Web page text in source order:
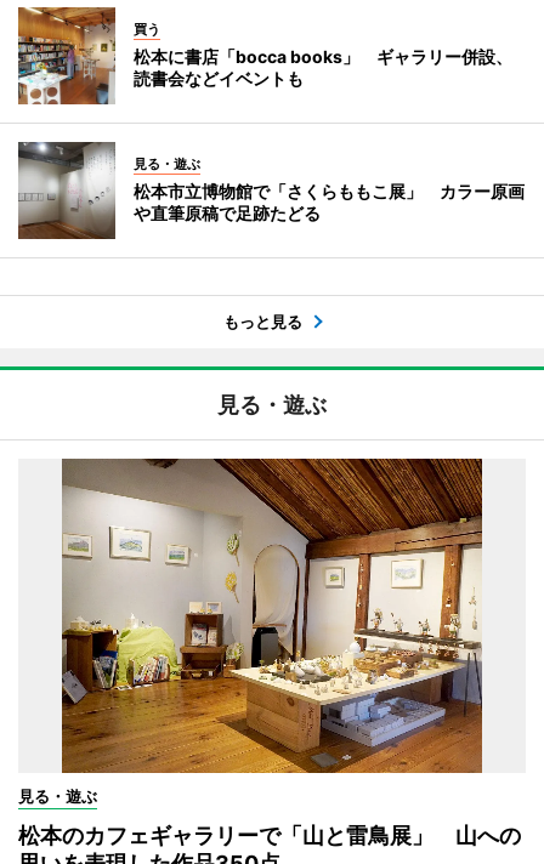
買う
松本に書店「bocca books」 ギャラリー併設、
読書会などイベントも
見る・遊ぶ
松本市立博物館で「さくらももこ展」 カラー原画
や直筆原稿で足跡たどる
もっと見る
見る・遊ぶ
見る・遊ぶ
松本のカフェギャラリーで「山と雷鳥展」 山への